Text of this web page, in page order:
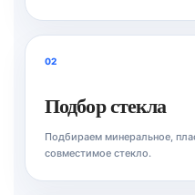
02
Подбор стекла
Подбираем минеральное,
совместимое стекло.